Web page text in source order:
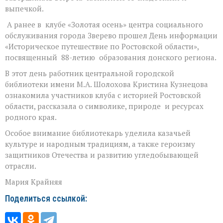
выпечкой.
А ранее в клубе «Золотая осень» центра социального
обслуживания города Зверево прошел День информации
«Историческое путешествие по Ростовской области»,
посвященный 88-летию образования донского региона.
В этот день работник центральной городской
библиотеки имени М.А. Шолохова Кристина Кузнецова
ознакомила участников клуба с историей Ростовской
области, рассказала о символике, природе и ресурсах
родного края.
Особое внимание библиотекарь уделила казачьей
культуре и народным традициям, а также героизму
защитников Отечества и развитию угледобывающей
отрасли.
Мария Крайняя
Поделиться ссылкой: